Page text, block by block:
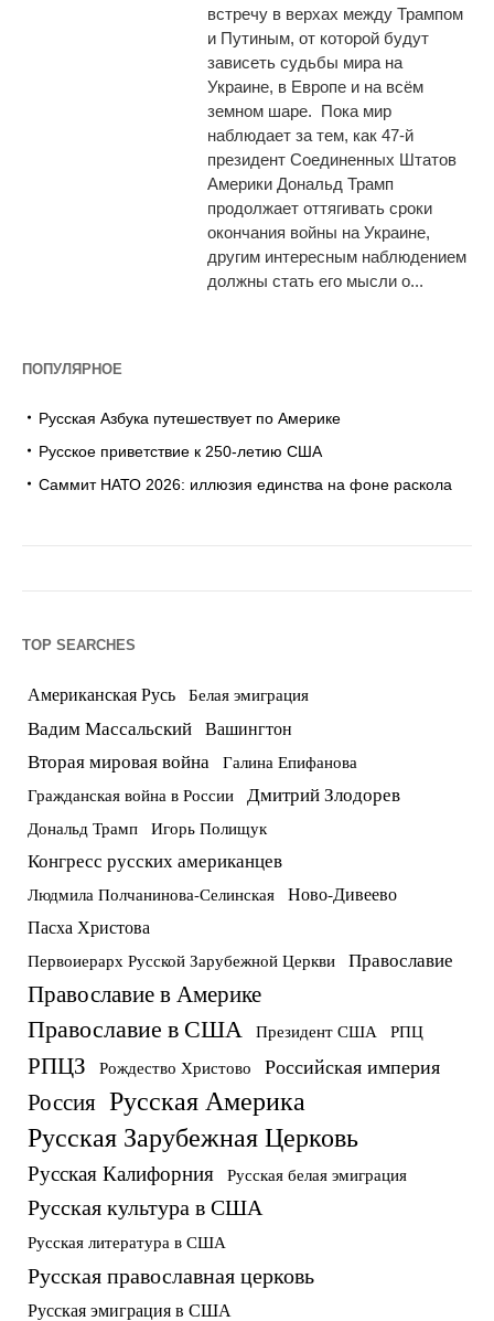
встречу в верхах между Трампом
и Путиным, от которой будут
зависеть судьбы мира на
Украине, в Европе и на всём
земном шаре. Пока мир
наблюдает за тем, как 47-й
президент Соединенных Штатов
Америки Дональд Трамп
продолжает оттягивать сроки
окончания войны на Украине,
другим интересным наблюдением
должны стать его мысли о...
ПОПУЛЯРНОЕ
Русская Азбука путешествует по Америке
Русское приветствие к 250-летию США
Саммит НАТО 2026: иллюзия единства на фоне раскола
TOP SEARCHES
Американская Русь Белая эмиграция
Вадим Массальский Вашингтон
Вторая мировая война Галина Епифанова
Гражданская война в России Дмитрий Злодорев
Дональд Трамп Игорь Полищук
Конгресс русских американцев
Людмила Полчанинова-Селинская Ново-Дивеево
Пасха Христова
Первоиерарх Русской Зарубежной Церкви Православие
Православие в Америке
Православие в США Президент США РПЦ
РПЦЗ Рождество Христово Российская империя
Россия Русская Америка
Русская Зарубежная Церковь
Русская Калифорния Русская белая эмиграция
Русская культура в США
Русская литература в США
Русская православная церковь
Русская эмиграция в США